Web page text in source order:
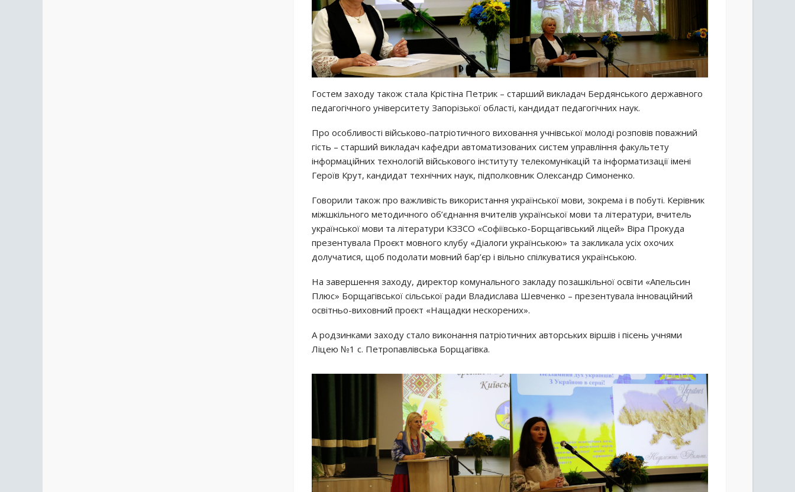
Гостем заходу також стала Крістіна Петрик – старший викладач Бердянського державного
педагогічного університету Запорізької області, кандидат педагогічних наук.
Про особливості військово-патріотичного виховання учнівської молоді розповів поважний
гість – старший викладач кафедри автоматизованих систем управління факультету
інформаційних технологій військового інституту телекомунікацій та інформатизації імені
Героїв Крут, кандидат технічних наук, підполковник Олександр Симоненко.
Говорили також про важливість використання української мови, зокрема і в побуті. Керівник
міжшкільного методичного об’єднання вчителів української мови та літератури, вчитель
української мови та літератури КЗЗСО «Софіївсько-Борщагівський ліцей» Віра Прокуда
презентувала Проєкт мовного клубу «Діалоги українською» та закликала усіх охочих
долучатися, щоб подолати мовний бар’єр і вільно спілкуватися українською.
На завершення заходу, директор комунального закладу позашкільної освіти «Апельсин
Плюс» Борщагівської сільської ради Владислава Шевченко – презентувала інноваційний
освітньо-виховний проєкт «Нащадки нескорених».
А родзинками заходу стало виконання патріотичних авторських віршів і пісень учнями
Ліцею №1 с. Петропавлівська Борщагівка.